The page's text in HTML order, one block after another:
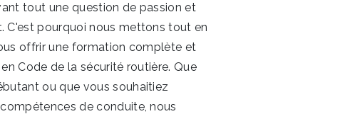
tout une question de passion et
C'est pourquoi nous mettons tout en
offrir une formation complète et
Code de la sécurité routière. Que
ou que vous souhaitiez
de conduite, nous